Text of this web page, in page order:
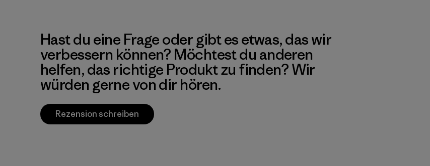
Hast du eine Frage oder gibt es etwas, das wir
verbessern können? Möchtest du anderen
helfen, das richtige Produkt zu finden? Wir
würden gerne von dir hören.
Rezension schreiben